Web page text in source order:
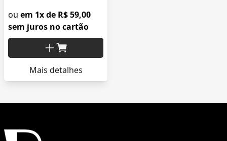
ou em 1x de R$ 59,00
sem juros no cartão
Mais detalhes